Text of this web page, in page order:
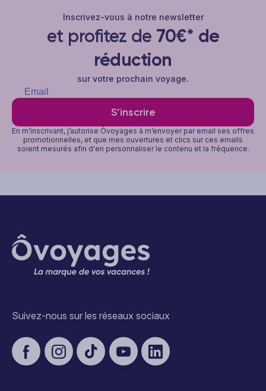
Inscrivez-vous à notre newsletter
et profitez de 70€* de
réduction
sur votre prochain voyage.
S’inscrire
En m’inscrivant, j’autorise Ôvoyages à m’envoyer par email ses offres
promotionnelles, et que mes ouvertures et clics sur ces emails
soient mesurés afin d'en personnaliser le contenu et la fréquence.
Suivez-nous sur les réseaux sociaux